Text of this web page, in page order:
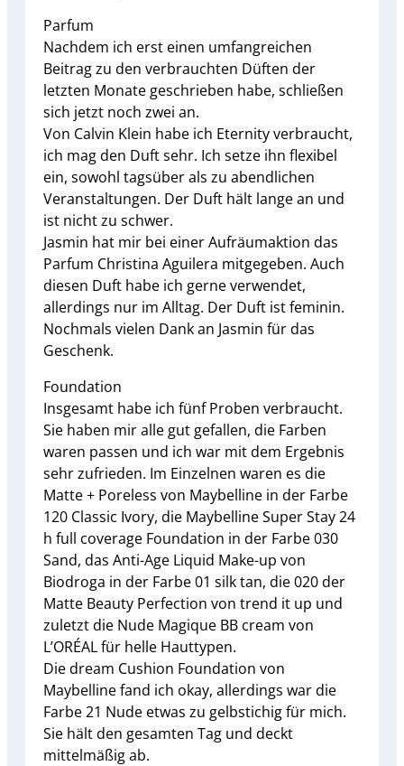
Parfum
Nachdem ich erst einen umfangreichen
Beitrag zu den verbrauchten Düften der
letzten Monate geschrieben habe, schließen
sich jetzt noch zwei an.
Von Calvin Klein habe ich Eternity verbraucht,
ich mag den Duft sehr. Ich setze ihn flexibel
ein, sowohl tagsüber als zu abendlichen
Veranstaltungen. Der Duft hält lange an und
ist nicht zu schwer.
Jasmin hat mir bei einer Aufräumaktion das
Parfum Christina Aguilera mitgegeben. Auch
diesen Duft habe ich gerne verwendet,
allerdings nur im Alltag. Der Duft ist feminin.
Nochmals vielen Dank an Jasmin für das
Geschenk.
Foundation
Insgesamt habe ich fünf Proben verbraucht.
Sie haben mir alle gut gefallen, die Farben
waren passen und ich war mit dem Ergebnis
sehr zufrieden. Im Einzelnen waren es die
Matte + Poreless von Maybelline in der Farbe
120 Classic Ivory, die Maybelline Super Stay 24
h full coverage Foundation in der Farbe 030
Sand, das Anti-Age Liquid Make-up von
Biodroga in der Farbe 01 silk tan, die 020 der
Matte Beauty Perfection von trend it up und
zuletzt die Nude Magique BB cream von
L’ORÉAL für helle Hauttypen.
Die dream Cushion Foundation von
Maybelline fand ich okay, allerdings war die
Farbe 21 Nude etwas zu gelbstichig für mich.
Sie hält den gesamten Tag und deckt
mittelmäßig ab.